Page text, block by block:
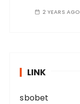
2 YEARS AGO
LINK
sbobet